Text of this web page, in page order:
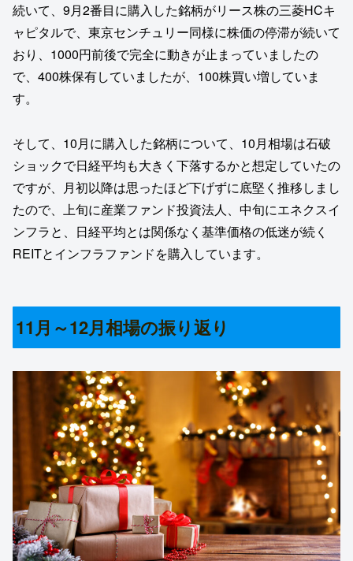
続いて、9月2番目に購入した銘柄がリース株の三菱HCキ
ャピタルで、東京センチュリー同様に株価の停滞が続いて
おり、1000円前後で完全に動きが止まっていましたの
で、400株保有していましたが、100株買い増していま
す。
そして、10月に購入した銘柄について、10月相場は石破
ショックで日経平均も大きく下落するかと想定していたの
ですが、月初以降は思ったほど下げずに底堅く推移しまし
たので、上旬に産業ファンド投資法人、中旬にエネクスイ
ンフラと、日経平均とは関係なく基準価格の低迷が続く
REITとインフラファンドを購入しています。
11月～12月相場の振り返り